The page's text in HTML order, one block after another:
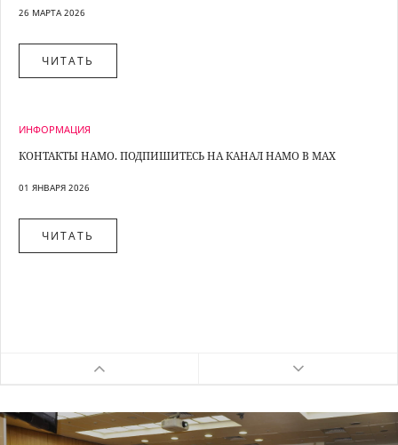
26 МАРТА 2026
ЧИТАТЬ
ИНФОРМАЦИЯ
КОНТАКТЫ НАМО. ПОДПИШИТЕСЬ НА КАНАЛ НАМО В MAX
01 ЯНВАРЯ 2026
ЧИТАТЬ